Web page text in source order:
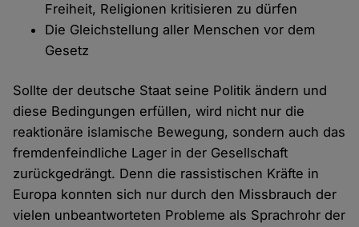
Freiheit, Religionen kritisieren zu dürfen
Die Gleichstellung aller Menschen vor dem
Gesetz
Sollte der deutsche Staat seine Politik ändern und
diese Bedingungen erfüllen, wird nicht nur die
reaktionäre islamische Bewegung, sondern auch das
fremdenfeindliche Lager in der Gesellschaft
zurückgedrängt. Denn die rassistischen Kräfte in
Europa konnten sich nur durch den Missbrauch der
vielen unbeantworteten Probleme als Sprachrohr der